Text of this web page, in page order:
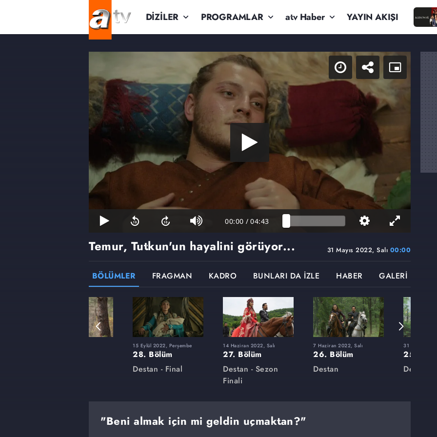
DİZİLER PROGRAMLAR atv Haber YAYIN AKIŞI
00:00 / 04:43
31 Mayıs 2022, Salı 00:00
Temur, Tutkun'un hayalini görüyor...
BÖLÜMLER FRAGMAN KADRO BUNLARI DA İZLE HABER GALERİ
15 Eylül 2022, Perşembe
28. Bölüm
Destan - Final
14 Haziran 2022, Salı
27. Bölüm
Destan - Sezon
Finali
7 Haziran 2022, Salı
26. Bölüm
Destan
31 Mayıs
25. Bölüm
Destan
"Beni almak için mi geldin uçmaktan?"